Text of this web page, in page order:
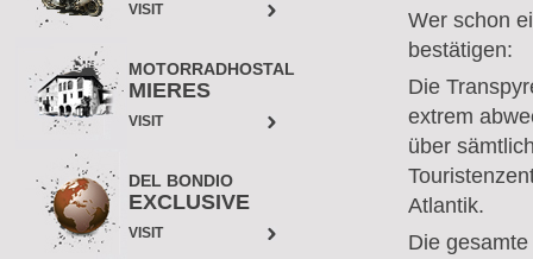
VISIT
MOTORRADHOSTAL
MIERES
VISIT
DEL BONDIO
EXCLUSIVE
VISIT
Wer schon
bestätigen:
Die
extrem
über
Atlantik.
Die